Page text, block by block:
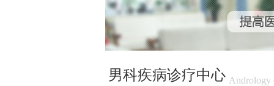
男科疾病诊疗中心 Andrology